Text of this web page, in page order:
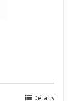
Détails